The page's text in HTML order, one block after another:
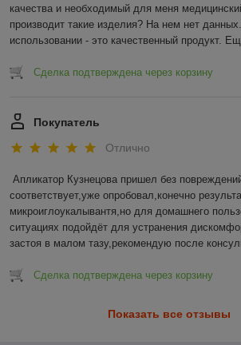
качества и необходимый для меня
производит такие изделия? На нем нет
использовании - это качественный продукт.
Сделка подтверждена через корзину
Покупатель
Отлично
Апликатор Кузнецова пришел без
соответствует,уже опробовал,конечно
микроиглоукалывантя,но для домашнего
ситуациях подойдёт для устранения
застоя в малом тазу,рекомендую после
Сделка подтверждена через корзину
Показать все отзывы